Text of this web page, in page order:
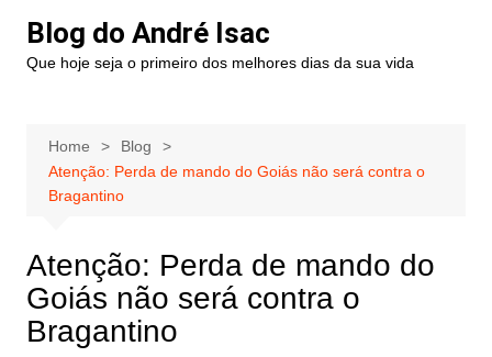
Blog do André Isac
Que hoje seja o primeiro dos melhores dias da sua vida
Home
Blog
Atenção: Perda de mando do Goiás não será contra o
Bragantino
Atenção: Perda de mando do
Goiás não será contra o
Bragantino